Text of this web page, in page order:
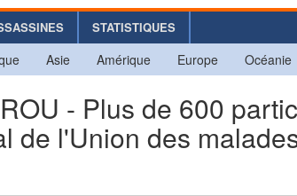
STATISTIQUES
Asie Amérique Europe Océanie
- Plus de 600
de l'Union des